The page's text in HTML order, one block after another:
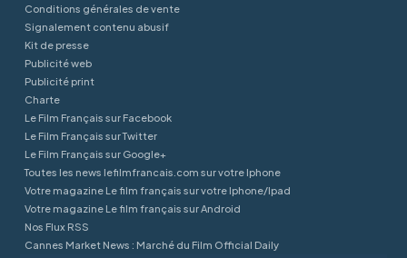
Conditions générales de vente
Signalement contenu abusif
Kit de presse
Publicité web
Publicité print
Charte
Le Film Français sur Facebook
Le Film Français sur Twitter
Le Film Français sur Google+
Toutes les news lefilmfrancais.com sur votre Iphone
Votre magazine Le film français sur votre Iphone/Ipad
Votre magazine Le film français sur Android
Nos Flux RSS
Cannes Market News : Marché du Film Official Daily